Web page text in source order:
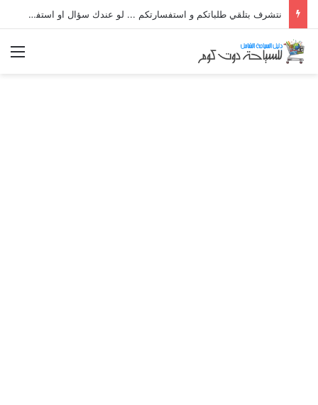
نتشرف بتلقي طلباتكم و استفسارتكم ... لو عندك سؤال او استفسار ماتدرددش فى طلب المساعدة